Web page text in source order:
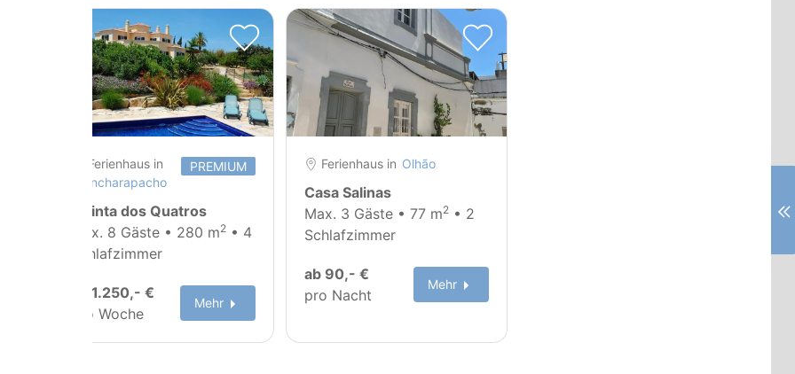
Ferienhaus in
Moncharapacho
PREMIUM
Quinta dos Quatros
Max. 8 Gäste • 280 m2 • 4
Schlafzimmer
ab 1.250,- €
pro Woche
Mehr
Ferienhaus in Olhão
Casa Salinas
Max. 3 Gäste • 77 m2• 2
Schlafzimmer
ab 90,- €
pro Nacht
Mehr